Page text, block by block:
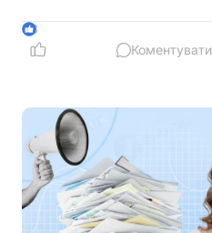
34 тис. грн
3
Коментувати